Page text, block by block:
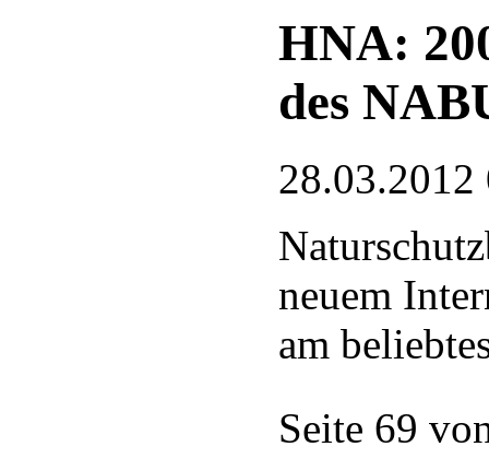
HNA:
des
28.03.2012
neuem
am
Seite 69